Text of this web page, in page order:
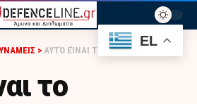
> ΑΥΤΌ ΕΊΝΑΙ ΤΟ ΕΠΊΣΗΜΟ ΒΊΝΤΕΟ ΤΗΣ ΣΤΡΑΤΙΩΤΙΚΉΣ ΠΑΡΈΛΑΣΗΣ ΤΗΣ ΑΘΉΝΑΣ!
το
EL